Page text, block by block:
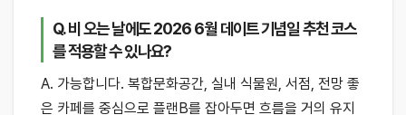
Q. 비 오는 날에도 2026 6월 데이트 기념일 추천 코스
를 적용할 수 있나요?
A. 가능합니다. 복합문화공간, 실내 식물원, 서점, 전망 좋
은 카페를 중심으로 플랜B를 잡아두면 흐름을 거의 유지